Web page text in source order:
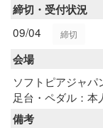
締切・受付状況
09/04
締切
会場
ソフトピアジャ
足台・ペダル：本
備考